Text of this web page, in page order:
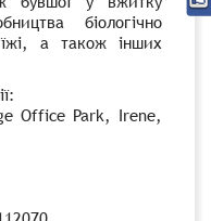
біологічно
а також інших
Office Park, Irene,